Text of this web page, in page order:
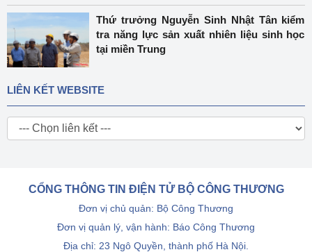
Thứ trưởng Nguyễn Sinh Nhật Tân kiểm
tra năng lực sản xuất nhiên liệu sinh học
tại miền Trung
LIÊN KẾT WEBSITE
CỔNG THÔNG TIN ĐIỆN TỬ BỘ CÔNG THƯƠNG
Đơn vị chủ quản: Bộ Công Thương
Đơn vị quản lý, vận hành: Báo Công Thương
Địa chỉ: 23 Ngô Quyền, thành phố Hà Nội.